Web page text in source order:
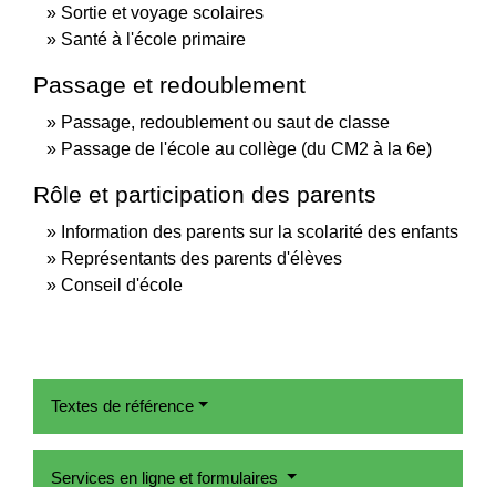
Sortie et voyage scolaires
Santé à l'école primaire
Passage et redoublement
Passage, redoublement ou saut de classe
Passage de l'école au collège (du CM2 à la 6e)
Rôle et participation des parents
Information des parents sur la scolarité des enfants
Représentants des parents d'élèves
Conseil d'école
Textes de référence
Services en ligne et formulaires